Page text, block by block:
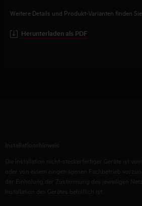
Weitere Details und Produkt-Varianten finden
Herunterladen als PDF